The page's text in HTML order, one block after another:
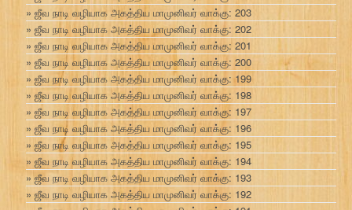
ஜீவ நாடி வழியாக அகத்திய மாமுனிவர் வாக்கு: 203
ஜீவ நாடி வழியாக அகத்திய மாமுனிவர் வாக்கு: 202
ஜீவ நாடி வழியாக அகத்திய மாமுனிவர் வாக்கு: 201
ஜீவ நாடி வழியாக அகத்திய மாமுனிவர் வாக்கு: 200
ஜீவ நாடி வழியாக அகத்திய மாமுனிவர் வாக்கு: 199
ஜீவ நாடி வழியாக அகத்திய மாமுனிவர் வாக்கு: 198
ஜீவ நாடி வழியாக அகத்திய மாமுனிவர் வாக்கு: 197
ஜீவ நாடி வழியாக அகத்திய மாமுனிவர் வாக்கு: 196
ஜீவ நாடி வழியாக அகத்திய மாமுனிவர் வாக்கு: 195
ஜீவ நாடி வழியாக அகத்திய மாமுனிவர் வாக்கு: 194
ஜீவ நாடி வழியாக அகத்திய மாமுனிவர் வாக்கு: 193
ஜீவ நாடி வழியாக அகத்திய மாமுனிவர் வாக்கு: 192